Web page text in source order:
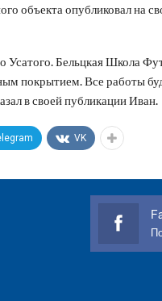
объекта опубликовал на
Бельцкая Школа
покрытием. Все работы
в своей публикации Иван.
VK